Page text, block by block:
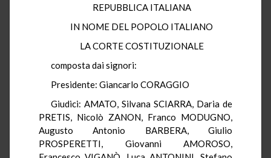
REPUBBLICA ITALIANA
IN NOME DEL POPOLO ITALIANO
LA CORTE COSTITUZIONALE
composta dai signori:
Presidente: Giancarlo CORAGGIO
Giudici: AMATO, Silvana SCIARRA, Daria de
PRETIS, Nicolò ZANON, Franco MODUGNO,
Augusto Antonio BARBERA, Giulio
PROSPERETTI, Giovanni AMOROSO,